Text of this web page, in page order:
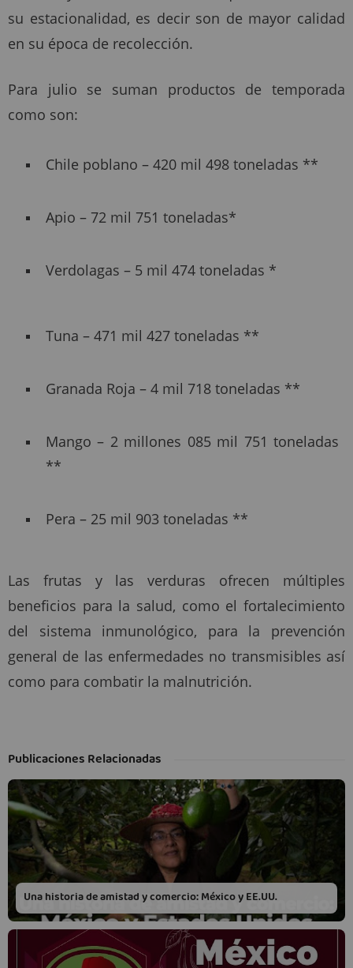
su estacionalidad, es decir son de mayor calidad
en su época de recolección.
Para julio se suman productos de temporada
como son:
Chile poblano – 420 mil 498 toneladas **
Apio – 72 mil 751 toneladas*
Verdolagas – 5 mil 474 toneladas *
Tuna – 471 mil 427 toneladas **
Granada Roja – 4 mil 718 toneladas **
Mango – 2 millones 085 mil 751 toneladas
**
Pera – 25 mil 903 toneladas **
Las frutas y las verduras ofrecen múltiples
beneficios para la salud, como el fortalecimiento
del sistema inmunológico, para la prevención
general de las enfermedades no transmisibles así
como para combatir la malnutrición.
Publicaciones Relacionadas
Una historia de amistad y comercio: México y EE.UU.